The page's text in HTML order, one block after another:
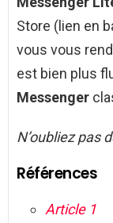
Store (lien en
vous vous
est bien plus
Messenger
N’oubliez pas
Références
Article 1